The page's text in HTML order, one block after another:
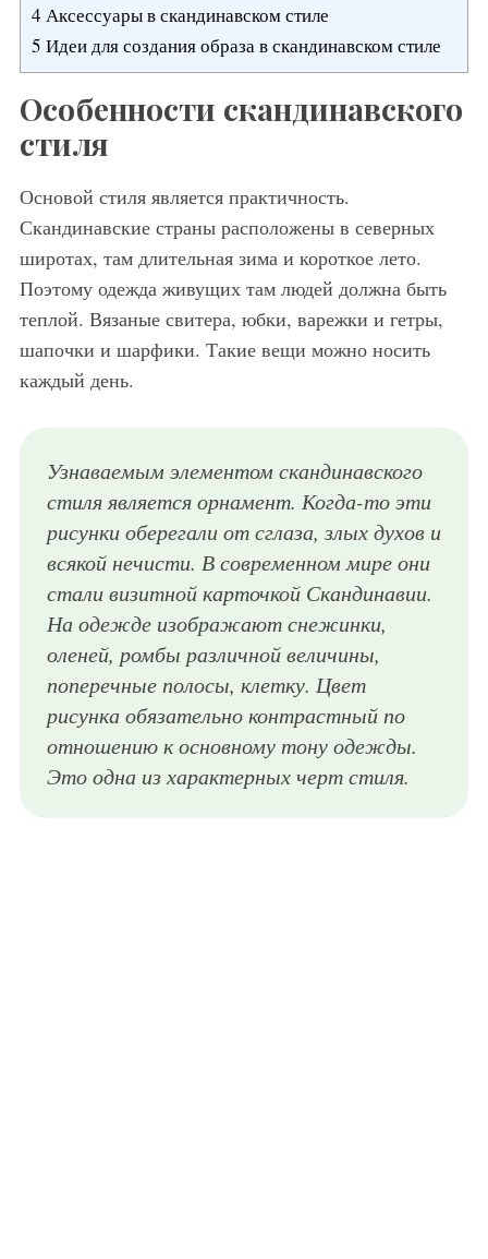
4 Аксессуары в скандинавском стиле
5 Идеи для создания образа в скандинавском стиле
Особенности скандинавского
стиля
Основой стиля является практичность.
Скандинавские страны расположены в северных
широтах, там длительная зима и короткое лето.
Поэтому одежда живущих там людей должна быть
теплой. Вязаные свитера, юбки, варежки и гетры,
шапочки и шарфики. Такие вещи можно носить
каждый день.
Узнаваемым элементом скандинавского
стиля является орнамент. Когда-то эти
рисунки оберегали от сглаза, злых духов и
всякой нечисти. В современном мире они
стали визитной карточкой Скандинавии.
На одежде изображают снежинки,
оленей, ромбы различной величины,
поперечные полосы, клетку. Цвет
рисунка обязательно контрастный по
отношению к основному тону одежды.
Это одна из характерных черт стиля.